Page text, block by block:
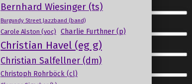
Bernhard Wiesinger (ts)
Burgundy Street Jazzband (band)
Carole Alston (voc) Charlie Furthner (p)
Christian Havel (eg g)
Christian Salfellner (dm)
Christoph Rohrböck (cl)